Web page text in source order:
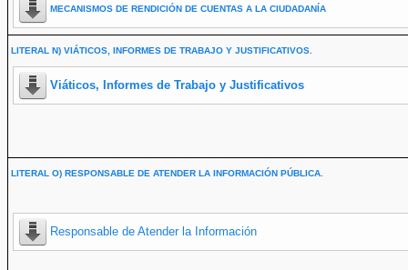
MECANISMOS DE RENDICIÓN DE CUENTAS A LA CIUDADANÍA
LITERAL N) VIÁTICOS, INFORMES DE TRABAJO Y JUSTIFICATIVOS.
Viáticos, Informes de Trabajo y Justificativos
LITERAL O) RESPONSABLE DE ATENDER LA INFORMACIÓN PÚBLICA.
Responsable de Atender la Información